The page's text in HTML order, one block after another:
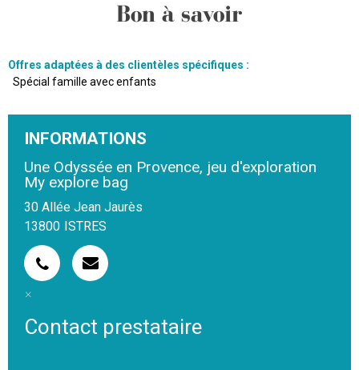
Bon à savoir
Offres adaptées à des clientèles spécifiques :
Spécial famille avec enfants
INFORMATIONS
Une Odyssée en Provence, jeu d'exploration
My explore bag
30 Allée Jean Jaurès
13800 ISTRES
Contact prestataire